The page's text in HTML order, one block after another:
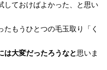
しておけばよかった、と思い
もうひとつの毛玉取り「く
は大変だったろうなと思いま